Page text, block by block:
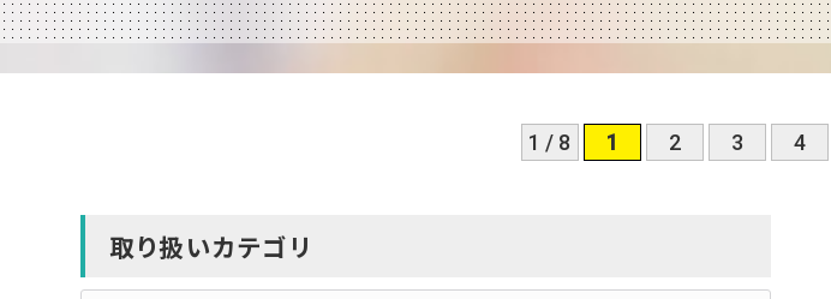
1 / 8 1 2 3 4
取り扱いカテゴリ